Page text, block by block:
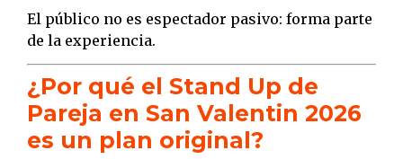
El público no es espectador pasivo: forma parte
de la experiencia.
¿Por qué el Stand Up de
Pareja en San Valentin 2026
es un plan original?